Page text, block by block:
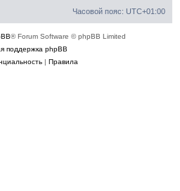
Часовой пояс: UTC+01:00
® Forum Software © phpBB Limited
поддержка phpBB
| Правила